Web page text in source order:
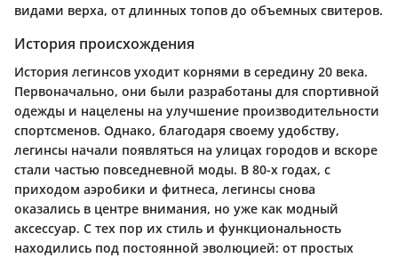
видами верха, от длинных топов до объемных свитеров.
История происхождения
История легинсов уходит корнями в середину 20 века.
Первоначально, они были разработаны для спортивной
одежды и нацелены на улучшение производительности
спортсменов. Однако, благодаря своему удобству,
легинсы начали появляться на улицах городов и вскоре
стали частью повседневной моды. В 80-х годах, с
приходом аэробики и фитнеса, легинсы снова
оказались в центре внимания, но уже как модный
аксессуар. С тех пор их стиль и функциональность
находились под постоянной эволюцией: от простых